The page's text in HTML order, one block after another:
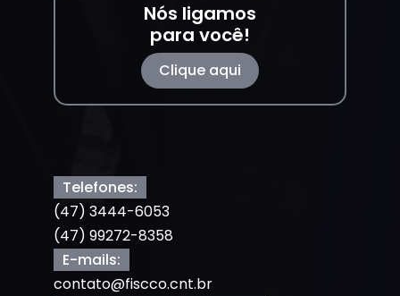
Nós ligamos
para você!
Clique aqui
Telefones:
(47) 3444-6053
(47) 99272-8358
E-mails:
contato@fiscco.cnt.br